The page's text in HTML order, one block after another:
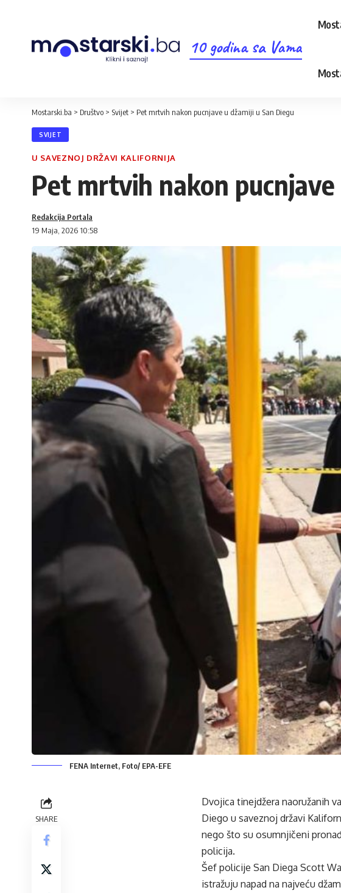
10 godina sa Vama
Mostarski.ba > Društvo > Svijet > Pet mrtvih nakon pucnjave u džamiji u San Diegu
SVIJET
U SAVEZNOJ DRŽAVI KALIFORNIJA
Pet mrtvih nakon pucnjave
19 Maja, 2026 10:58
Redakcija Portala
FENA Internet, Foto/ EPA-EFE
SHARE
Dvojica tinejdžera naoružanih
Diego u saveznoj državi
nego što su osumnjičeni
policija.
Šef policije San Diega Scott
istražuju napad na najveću